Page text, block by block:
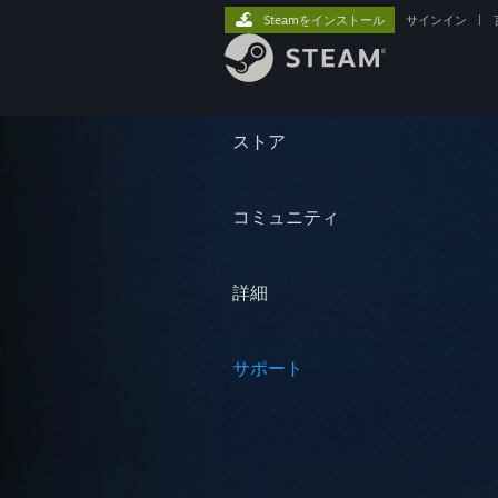
ストア
コミュニティ
詳細
サポート
Steamをインストール サインイン